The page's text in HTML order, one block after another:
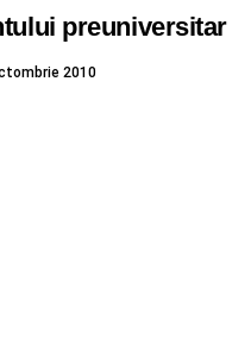
preuniversitar
2010